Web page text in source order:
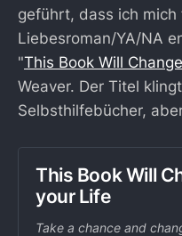
geführt, dass ich mich
Liebesroman/YA/NA
"This Book Will
Weaver. Der Titel
Selbsthilfebücher,
This Book Will
your Life
Take a chance and